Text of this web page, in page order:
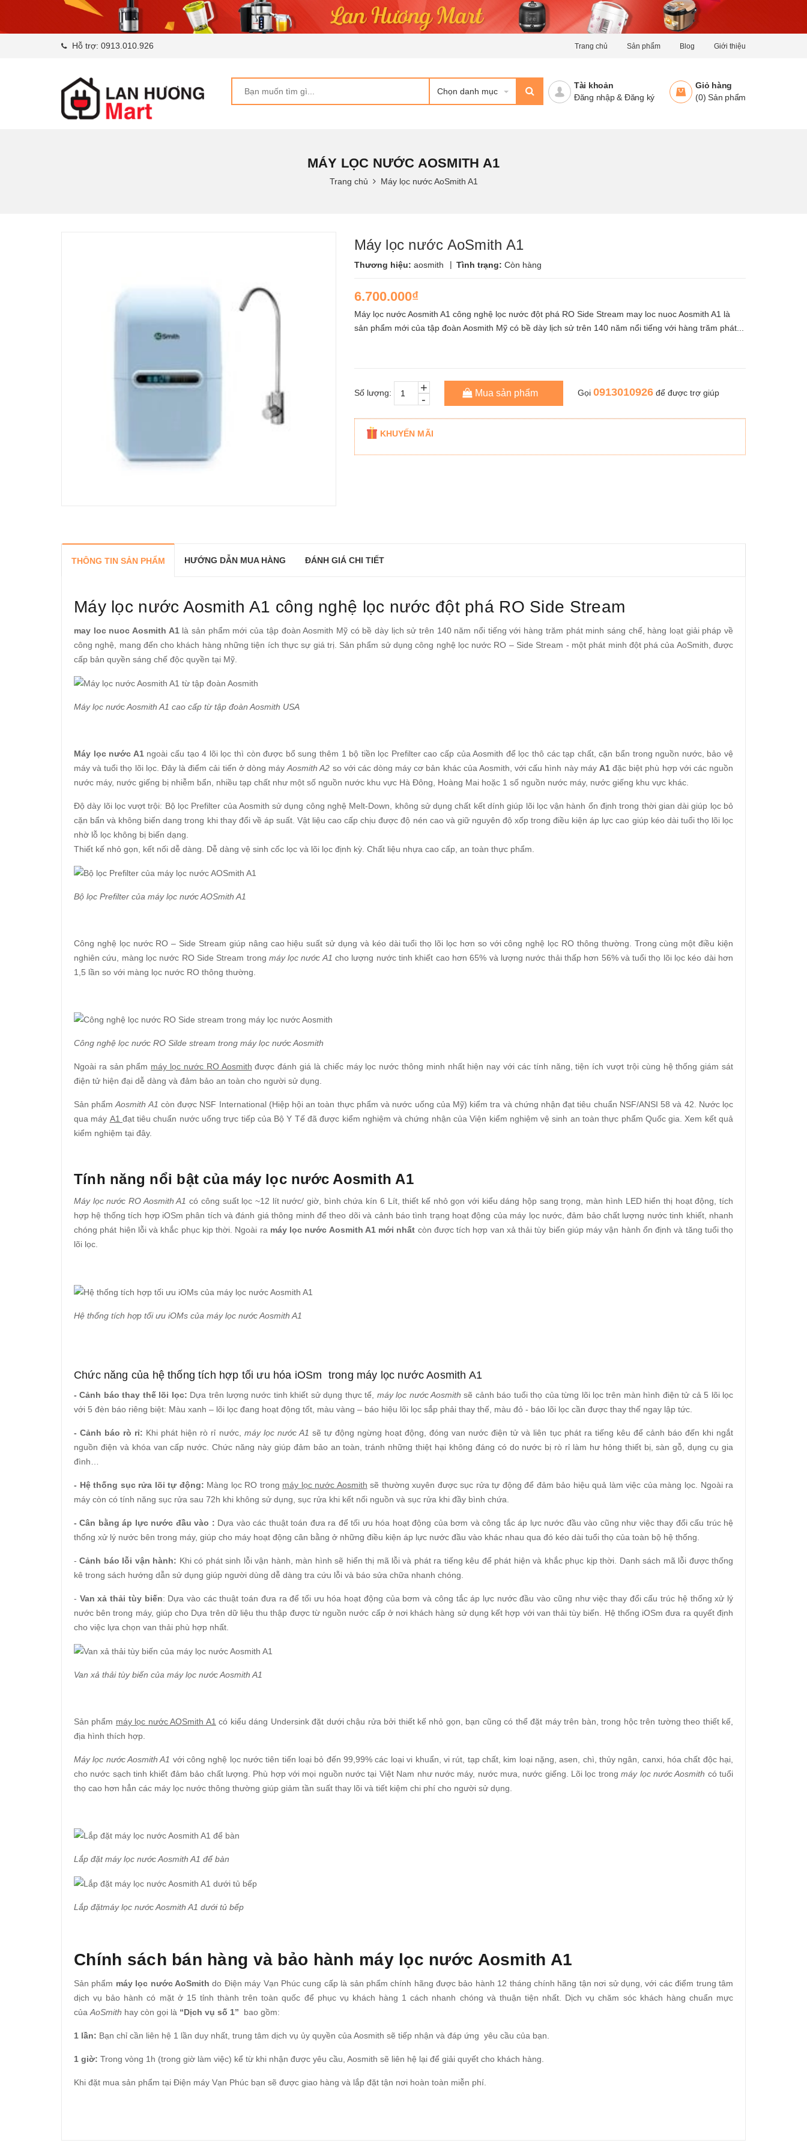
Hỗ trợ: 0913.010.926 Trang chủ Sản phẩm Blog Giới thiệu
Chọn danh mục
Giỏ hàng
(0) Sản phẩm
Tài khoản
Đăng nhập& Đăng ký
MÁY LỌC NƯỚC AOSMITH A1
Trang chủ Máy lọc nước AoSmith A1
Máy lọc nước AoSmith A1
Thương hiệu: aosmith | Tình trạng: Còn hàng
6.700.000₫
Máy lọc nước Aosmith A1 công nghệ lọc nước đột phá RO Side Stream may loc nuoc Aosmith A1 là
sản phẩm mới của tập đoàn Aosmith Mỹ có bề dày lịch sử trên 140 năm nổi tiếng với hàng trăm phát...
Số lượng: -
+ Mua sản phẩm Gọi 0913010926để được trợ giúp
KHUYẾN MÃI
THÔNG TIN SẢN PHẨM HƯỚNG DẪN MUA HÀNG ĐÁNH GIÁ CHI TIẾT
Máy lọc nước Aosmith A1 công nghệ lọc nước đột phá RO Side Stream
may loc nuoc Aosmith A1là sản phẩm mới của tập đoàn Aosmith Mỹ có bề dày lịch sử trên 140 năm nổi tiếng với hàng trăm phát minh sáng chế, hàng loạt giải pháp về
công nghệ, mang đến cho khách hàng những tiện ích thực sự giá trị. Sản phẩm sử dụng công nghệ lọc nước RO – Side Stream - một phát minh đột phá của AoSmith, được
cấp bản quyền sáng chế độc quyền tại Mỹ.
Máy lọc nước Aosmith A1 cao cấp từ tập đoàn Aosmith USA
Máy lọc nước A1ngoài cấu tạo 4 lõi lọc thì còn được bổ sung thêm 1 bộ tiền lọc Prefilter cao cấp của Aosmith để lọc thô các tạp chất, cặn bẩn trong nguồn nước, bảo vệ
máy và tuổi thọ lõi lọc. Đây là điểm cải tiến ở dòng máyAosmith A2 so với các dòng máy cơ bản khác của Aosmith, với cấu hình này máy A1đặc biệt phù hợp với các nguồn
nước máy, nước giếng bị nhiễm bẩn, nhiều tạp chất như một số nguồn nước khu vực Hà Đông, Hoàng Mai hoặc 1 số nguồn nước máy, nước giếng khu vực khác.
Độ dày lõi lọc vượt trội: Bộ lọc Prefilter của Aosmith sử dụng công nghệ Melt-Down, không sử dụng chất kết dính giúp lõi lọc vận hành ổn định trong thời gian dài giúp lọc bỏ
cặn bẩn và không biến dang trong khi thay đổi về áp suất. Vật liệu cao cấp chịu được độ nén cao và giữ nguyên độ xốp trong điều kiện áp lực cao giúp kéo dài tuổi thọ lõi lọc
nhờ lỗ lọc không bị biến dạng.
Thiết kế nhỏ gọn, kết nối dễ dàng. Dễ dàng vệ sinh cốc lọc và lõi lọc định kỳ. Chất liệu nhựa cao cấp, an toàn thực phẩm.
Bộ lọc Prefilter của máy lọc nước AOSmith A1
Công nghệ lọc nước RO – Side Stream giúp nâng cao hiệu suất sử dụng và kéo dài tuổi thọ lõi lọc hơn so với công nghệ lọc RO thông thường. Trong cùng một điều kiện
nghiên cứu, màng lọc nước RO Side Stream trong máy lọc nước A1cho lượng nước tinh khiết cao hơn 65% và lượng nước thải thấp hơn 56% và tuổi thọ lõi lọc kéo dài hơn
1,5 lần so với màng lọc nước RO thông thường.
Công nghệ lọc nước RO Silde stream trong máy lọc nước Aosmith
Ngoài ra sản phẩm máy lọc nước RO Aosmith được đánh giá là chiếc máy lọc nước thông minh nhất hiện nay với các tính năng, tiện ích vượt trội cùng hệ thống giám sát
điện tử hiện đại dễ dàng và đảm bảo an toàn cho người sử dụng.
Sản phẩmAosmith A1 còn được NSF International (Hiệp hội an toàn thực phẩm và nước uống của Mỹ) kiểm tra và chứng nhận đạt tiêu chuẩn NSF/ANSI 58 và 42. Nước lọc
qua máy A1 đạt tiêu chuẩn nước uống trực tiếp của Bộ Y Tế đã được kiểm nghiệm và chứng nhận của Viện kiểm nghiệm vệ sinh an toàn thực phẩm Quốc gia. Xem kết quả
kiểm nghiệm tại đây.
Tính năng nổi bật của máy lọc nước Aosmith A1
Máy lọc nước RO Aosmith A1 có công suất lọc ~12 lít nước/ giờ, bình chứa kín 6 Lít, thiết kế nhỏ gọn với kiểu dáng hộp sang trọng, màn hình LED hiển thị hoạt động, tích
hợp hệ thống tích hợp iOSm phân tích và đánh giá thông minh để theo dõi và cảnh báo tình trạng hoạt động của máy lọc nước, đảm bảo chất lượng nước tinh khiết, nhanh
chóng phát hiện lỗi và khắc phục kịp thời. Ngoài ra máy lọc nước Aosmith A1 mới nhất còn được tích hợp van xả thải tùy biến giúp máy vận hành ổn định và tăng tuổi thọ
lõi lọc.
Hệ thống tích hợp tối ưu iOMs của máy lọc nước Aosmith A1
Chức năng của hệ thống tích hợp tối ưu hóa iOSm trong máy lọc nước Aosmith A1
- Cảnh báo thay thế lõi lọc: Dựa trên lượng nước tinh khiết sử dụng thực tế, máy lọc nước Aosmithsẽ cảnh báo tuổi thọ của từng lõi lọc trên màn hình điện tử cả 5 lõi lọc
với 5 đèn báo riêng biệt: Màu xanh – lõi lọc đang hoạt động tốt, màu vàng – báo hiệu lõi lọc sắp phải thay thế, màu đỏ - báo lõi lọc cần được thay thế ngay lập tức.
- Cảnh báo rò rỉ: Khi phát hiện rò rỉ nước, máy lọc nước A1 sẽ tự động ngừng hoạt động, đóng van nước điện tử và liên tục phát ra tiếng kêu để cảnh báo đến khi ngắt
nguồn điện và khóa van cấp nước. Chức năng này giúp đảm bảo an toàn, tránh những thiệt hại không đáng có do nước bị rò rỉ làm hư hỏng thiết bị, sàn gỗ, dụng cụ gia
đình…
- Hệ thống sục rửa lõi tự động: Màng lọc RO trong máy lọc nước Aosmith sẽ thường xuyên được sục rửa tự động để đảm bảo hiệu quả làm việc của màng lọc. Ngoài ra
máy còn có tính năng sục rửa sau 72h khi không sử dụng, sục rửa khi kết nối nguồn và sục rửa khi đầy bình chứa.
- Cân bằng áp lực nước đầu vào : Dựa vào các thuật toán đưa ra để tối ưu hóa hoạt động của bơm và công tắc áp lực nước đầu vào cũng như việc thay đổi cấu trúc hệ
thống xử lý nước bên trong máy, giúp cho máy hoạt động cân bằng ở những điều kiện áp lực nước đầu vào khác nhau qua đó kéo dài tuổi thọ của toàn bộ hệ thống.
- Cảnh báo lỗi vận hành: Khi có phát sinh lỗi vận hành, màn hình sẽ hiển thị mã lỗi và phát ra tiếng kêu để phát hiện và khắc phục kịp thời. Danh sách mã lỗi được thống
kê trong sách hướng dẫn sử dụng giúp người dùng dễ dàng tra cứu lỗi và báo sửa chữa nhanh chóng.
- Van xả thải tùy biến: Dựa vào các thuật toán đưa ra để tối ưu hóa hoạt động của bơm và công tắc áp lực nước đầu vào cũng như việc thay đổi cấu trúc hệ thống xử lý
nước bên trong máy, giúp cho Dựa trên dữ liệu thu thập được từ nguồn nước cấp ở nơi khách hàng sử dụng kết hợp với van thải tùy biến. Hệ thống iOSm đưa ra quyết định
cho việc lựa chọn van thải phù hợp nhất.
Van xả thải tùy biến của máy lọc nước Aosmith A1
Sản phẩm máy lọc nước AOSmith A1 có kiểu dáng Undersink đặt dưới chậu rửa bởi thiết kế nhỏ gọn, bạn cũng có thể đặt máy trên bàn, trong hộc trên tường theo thiết kế,
địa hình thích hợp.
Máy lọc nước Aosmith A1 với công nghệ lọc nước tiên tiến loại bỏ đến 99,99% các loại vi khuẩn, vi rút, tạp chất, kim loại nặng, asen, chì, thủy ngân, canxi, hóa chất độc hại,
cho nước sạch tinh khiết đảm bảo chất lượng. Phù hợp với mọi nguồn nước tại Việt Nam như nước máy, nước mưa, nước giếng. Lõi lọc trongmáy lọc nước Aosmith có tuổi
thọ cao hơn hẳn các máy lọc nước thông thường giúp giảm tần suất thay lõi và tiết kiệm chi phí cho người sử dụng.
Lắp đặt máy lọc nước Aosmith A1 để bàn
Lắp đặtmáy lọc nước Aosmith A1 dưới tủ bếp
Chính sách bán hàng và bảo hành máy lọc nước Aosmith A1
Sản phẩm máy lọc nước AoSmith do Điện máy Vạn Phúc cung cấp là sản phẩm chính hãng được bảo hành 12 tháng chính hãng tận nơi sử dụng, với các điểm trung tâm
dịch vụ bảo hành có mặt ở 15 tỉnh thành trên toàn quốc để phục vụ khách hàng 1 cách nhanh chóng và thuận tiện nhất. Dịch vụ chăm sóc khách hàng chuẩn mực
của AoSmith hay còn gọi là “Dịch vụ số 1” bao gồm:
1 lần: Bạn chỉ cần liên hệ 1 lần duy nhất, trung tâm dịch vụ ủy quyền của Aosmith sẽ tiếp nhận và đáp ứng yêu cầu của bạn.
1 giờ: Trong vòng 1h (trong giờ làm việc) kể từ khi nhận được yêu cầu, Aosmith sẽ liên hệ lại để giải quyết cho khách hàng.
Khi đặt mua sản phẩm tại Điện máy Vạn Phúc bạn sẽ được giao hàng và lắp đặt tận nơi hoàn toàn miễn phí.